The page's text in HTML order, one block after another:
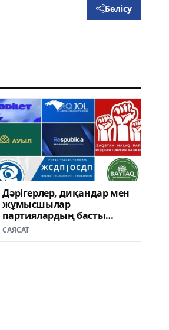
Бөлісу
Дәрігерлер, диқандар мен
жұмысшылар
партиялардың басты
аудиториясына айналды
САЯСАТ